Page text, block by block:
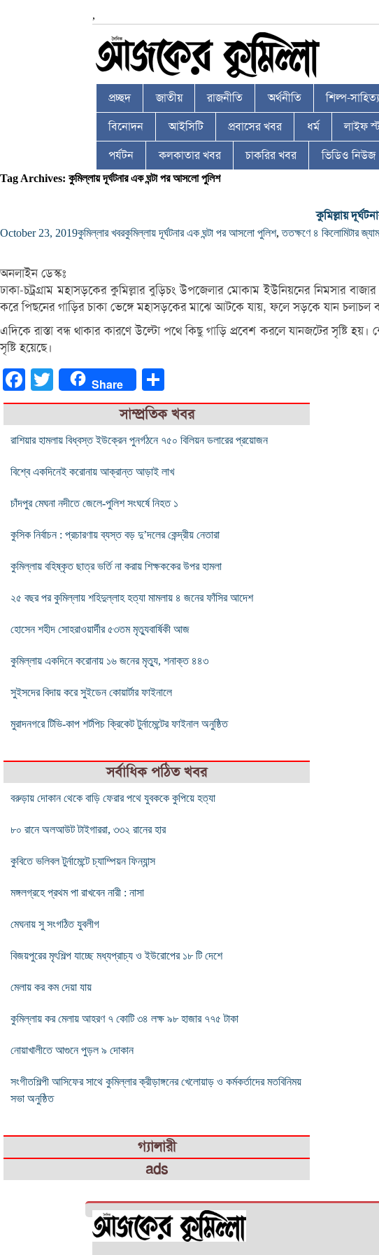
,
প্রচ্ছদ জাতীয় রাজনীতি অর্থনীতি শিল্প-সাহিত্য
বিনোদন আইসিটি প্রবাসের খবর ধর্ম লাইফ
পর্যটন কলকাতার খবর চাকরির খবর ভিডিও নিউজ
Tag Archives: কুমিল্লায় দূর্ঘটনার এক ঘন্টা পর আসলো পুলিশ
কুমিল্লায়
October 23, 2019কুমিল্লার খবরকুমিল্লায় দূর্ঘটনার এক ঘন্টা পর আসলো পুলিশ,ততক্ষণে ৪ কিলোমিটার
অনলাইন ডেস্কঃ
ঢাকা-চট্রগ্রাম মহাসড়কের কুমিল্লার বুড়িচং উপজেলার মোকাম ইউনিয়নের নিমসার
করে পিছনের গাড়ির চাকা ভেঙ্গে মহাসড়কের মাঝে আটকে যায়, ফলে সড়কে যান চলাচল
এদিকে রাস্তা বন্ধ থাকার কারণে উল্টো পথে কিছু গাড়ি প্রবেশ করলে যানজটের সৃষ্টি
সৃষ্টি হয়েছে।
FacebookTwitter Share
সাম্প্রতিক খবর
রাশিয়ার হামলায় বিধ্বস্ত ইউক্রেন পুনর্গঠনে ৭৫০ বিলিয়ন ডলারের প্রয়োজন
বিশ্বে একদিনেই করোনায় আক্রান্ত আড়াই লাখ
চাঁদপুর মেঘনা নদীতে জেলে-পুলিশ সংঘর্ষে নিহত ১
কুসিক নির্বাচন : প্রচারণায় ব্যস্ত বড় দু’দলের কেন্দ্রীয় নেতারা
কুমিল্লায় বহিষ্কৃত ছাত্র ভর্তি না করায় শিক্ষককের উপর হামলা
২৫ বছর পর কুমিল্লায় শহিদুল্লাহ হত্যা মামলায় ৪ জনের ফাঁসির আদেশ
হোসেন শহীদ সোহরাওয়ার্দীর ৫৩তম মৃত্যুবার্ষিকী আজ
কুমিল্লায় একদিনে করোনায় ১৬ জনের মৃত্যু, শনাক্ত ৪৪৩
সুইসদের বিদায় করে সুইডেন কোয়ার্টার ফাইনালে
মুরাদনগরে টিভি-কাপ শর্টপিচ ক্রিকেট টুর্নামেন্টের ফাইনাল অনুষ্ঠিত
সর্বাধিক পঠিত খবর
বরুড়ায় দোকান থেকে বাড়ি ফেরার পথে যুবককে কুপিয়ে হত্যা
৮০ রানে অলআউট টাইগাররা, ৩৩২ রানের হার
কুবিতে ভলিবল টুর্নামেন্টে চ্যাম্পিয়ন ফিন্যান্স
মঙ্গলগ্রহে প্রথম পা রাখবেন নারী : নাসা
মেঘনায় সু সংগঠিত যুবলীগ
বিজয়পুরের মৃৎশিল্প যাচ্ছে মধ্যপ্রাচ্য ও ইউরোপের ১৮ টি দেশে
মেলায় কর কম দেয়া যায়
কুমিল্লায় কর মেলায় আহরণ ৭ কোটি ৩৪ লক্ষ ৯৮ হাজার ৭৭৫ টাকা
নোয়াখালীতে আগুনে পুড়ল ৯ দোকান
সংগীতশিল্পী আসিফের সাথে কুমিল্লার ক্রীড়াঙ্গনের খেলোয়াড় ও কর্মকর্তাদের মতবিনিময়
সভা অনুষ্ঠিত
গ্যালারী
ads